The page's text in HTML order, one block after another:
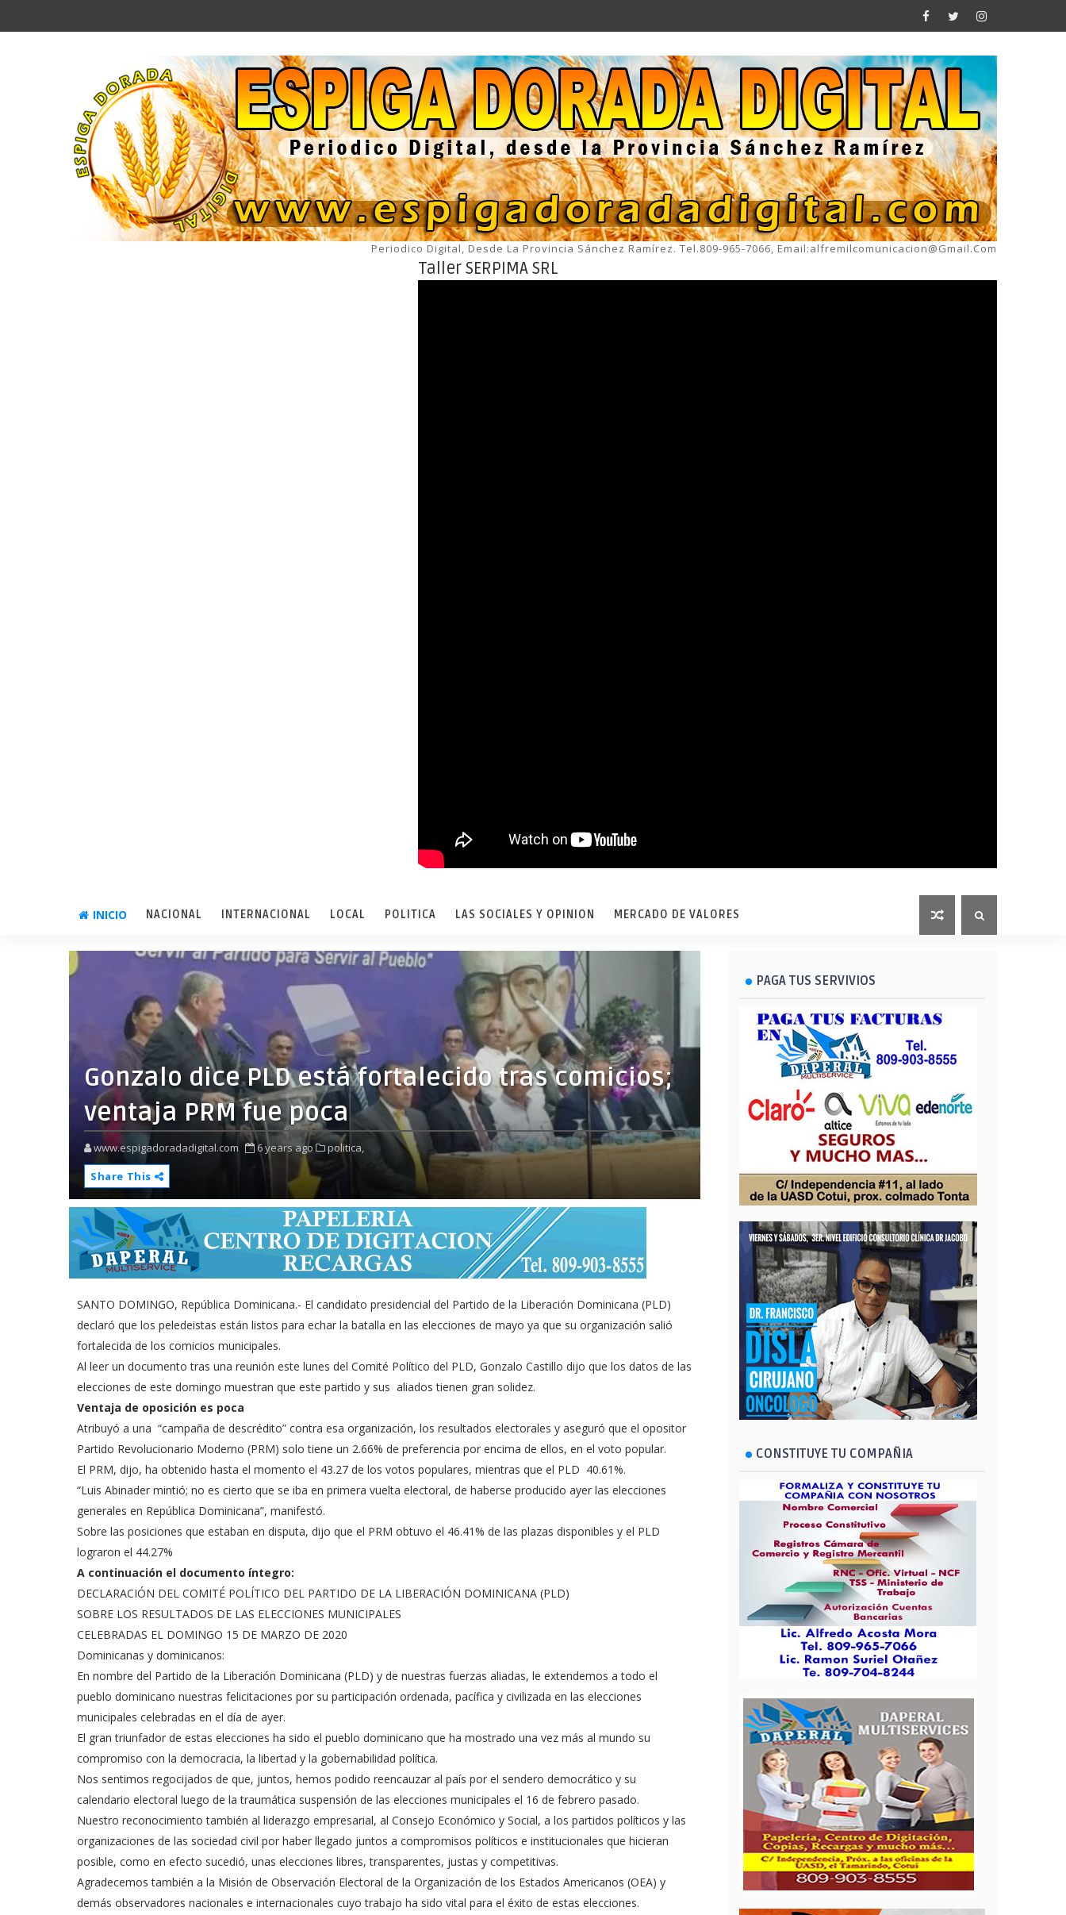
Periodico Digital, Desde La Provincia Sánchez Ramírez. Tel.809-965-7066, Email:alfremilcomunicacion@gmail.com
Taller SERPIMA SRL
INICIO NACIONAL INTERNACIONAL LOCAL POLITICA LAS SOCIALES Y OPINION MERCADO DE VALORES
Gonzalo dice PLD está fortalecido tras comicios;
ventaja PRM fue poca
www.espigadoradadigital.com 6 years ago
politica,
Share This
SANTO DOMINGO, República Dominicana.- El candidato presidencial del Partido de la Liberación Dominicana (PLD)
declaró que los peledeistas están listos para echar la batalla en las elecciones de mayo ya que su organización salió
fortalecida de los comicios municipales.
Al leer un documento tras una reunión este lunes del Comité Político del PLD, Gonzalo Castillo dijo que los datos de las
elecciones de este domingo muestran que este partido y sus aliados tienen gran solidez.
Ventaja de oposición es poca
Atribuyó a una “campaña de descrédito” contra esa organización, los resultados electorales y aseguró que el opositor
Partido Revolucionario Moderno (PRM) solo tiene un 2.66% de preferencia por encima de ellos, en el voto popular.
El PRM, dijo, ha obtenido hasta el momento el 43.27 de los votos populares, mientras que el PLD 40.61%.
“Luis Abinader mintió; no es cierto que se iba en primera vuelta electoral, de haberse producido ayer las elecciones
generales en República Dominicana”, manifestó.
Sobre las posiciones que estaban en disputa, dijo que el PRM obtuvo el 46.41% de las plazas disponibles y el PLD
lograron el 44.27%
A continuación el documento íntegro:
DECLARACIÓN DEL COMITÉ POLÍTICO DEL PARTIDO DE LA LIBERACIÓN DOMINICANA (PLD)
SOBRE LOS RESULTADOS DE LAS ELECCIONES MUNICIPALES
CELEBRADAS EL DOMINGO 15 DE MARZO DE 2020
Dominicanas y dominicanos:
En nombre del Partido de la Liberación Dominicana (PLD) y de nuestras fuerzas aliadas, le extendemos a todo el
pueblo dominicano nuestras felicitaciones por su participación ordenada, pacífica y civilizada en las elecciones
municipales celebradas en el día de ayer.
El gran triunfador de estas elecciones ha sido el pueblo dominicano que ha mostrado una vez más al mundo su
compromiso con la democracia, la libertad y la gobernabilidad política.
Nos sentimos regocijados de que, juntos, hemos podido reencauzar al país por el sendero democrático y su
calendario electoral luego de la traumática suspensión de las elecciones municipales el 16 de febrero pasado.
Nuestro reconocimiento también al liderazgo empresarial, al Consejo Económico y Social, a los partidos políticos y las
organizaciones de las sociedad civil por haber llegado juntos a compromisos políticos e institucionales que hicieran
posible, como en efecto sucedió, unas elecciones libres, transparentes, justas y competitivas.
Agradecemos también a la Misión de Observación Electoral de la Organización de los Estados Americanos (OEA) y
demás observadores nacionales e internacionales cuyo trabajo ha sido vital para el éxito de estas elecciones.
PAGA TUS SERVIVIOS
CONSTITUYE TU COMPAÑIA